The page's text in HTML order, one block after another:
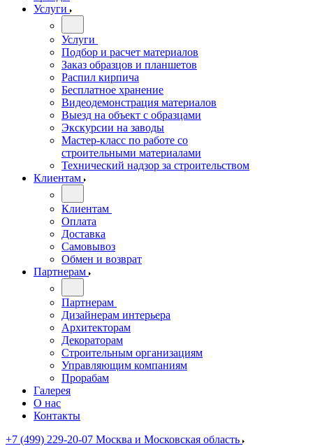
Услуги
Услуги
Подбор и расчет материалов
Заказ образцов и планшетов
Распил кирпича
Бесплатное хранение
Видеодемонстрация материалов
Выезд на объект с образцами
Экскурсии на заводы
Мастер-класс по работе со
строительными материалами
Технический надзор за строительством
Клиентам
Клиентам
Оплата
Доставка
Самовывоз
Обмен и возврат
Партнерам
Партнерам
Дизайнерам интерьера
Архитекторам
Декораторам
Строительным организациям
Управляющим компаниям
Прорабам
Галерея
О нас
Контакты
+7 (499) 229-20-07 Москва и Московская область